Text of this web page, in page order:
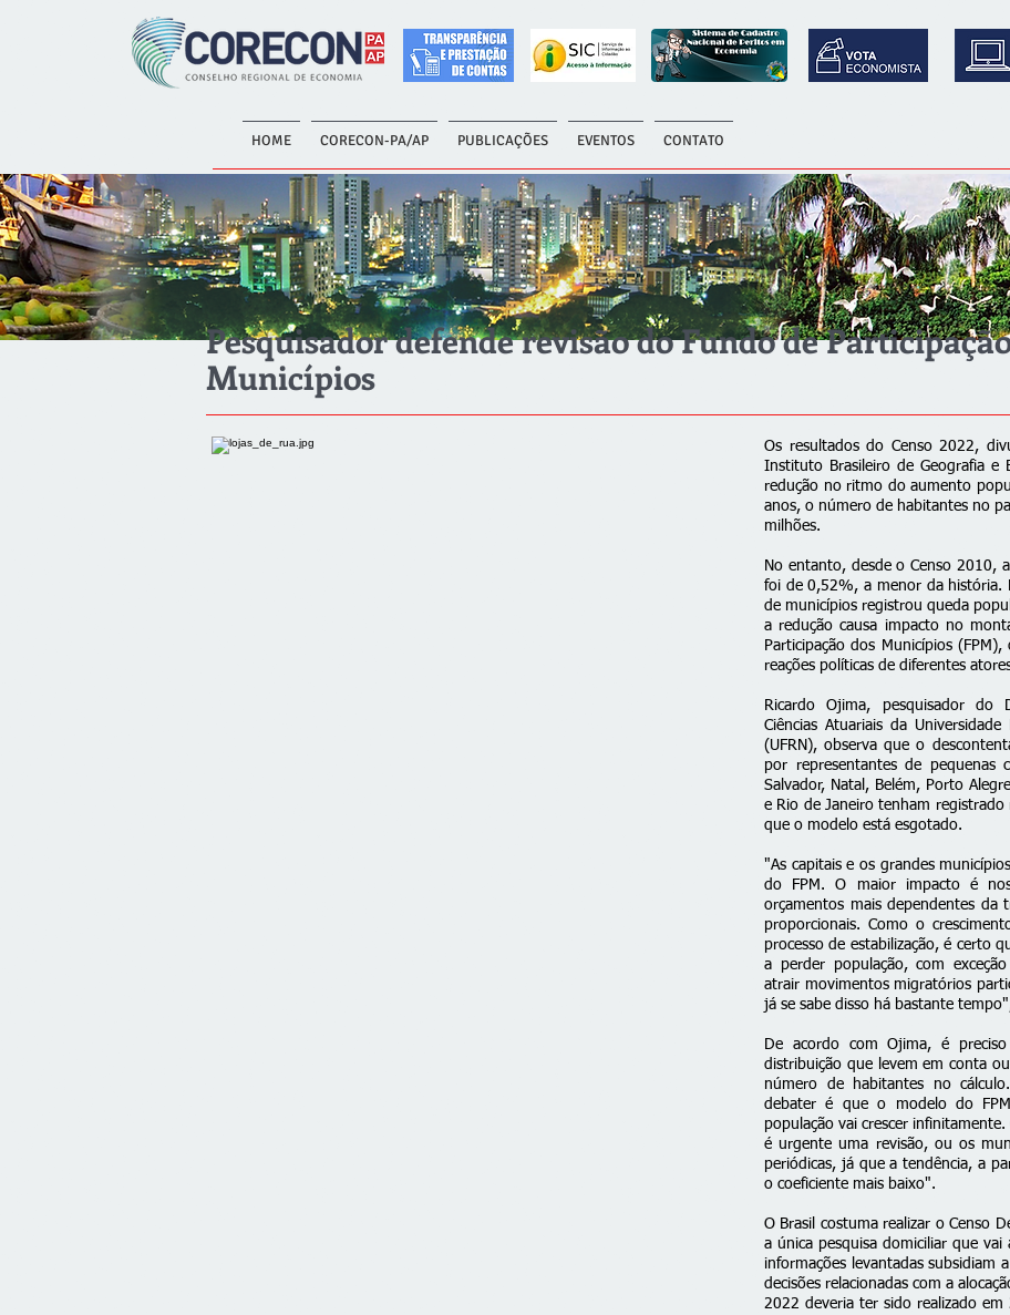
HOME CORECON-PA/AP PUBLICAÇÕES EVENTOS CONTATO
Pesquisador defende revisão do Fundo de
Municípios
Os resultados do Censo 2022,
Instituto Brasileiro de Geografia e
redução no ritmo do aumento
anos, o número de habitantes no
milhões.
No entanto, desde o Censo 2010,
foi de 0,52%, a menor da história.
de municípios registrou queda
a redução causa impacto no
Participação dos Municípios
reações políticas de diferentes
Ricardo Ojima, pesquisador do
Ciências Atuariais da
(UFRN), observa que o
por representantes de pequenas
Salvador, Natal, Belém, Porto
e Rio de Janeiro tenham registrado
que o modelo está esgotado.
"As capitais e os grandes
do FPM. O maior impacto é
orçamentos mais dependentes da
proporcionais. Como o
processo de estabilização, é certo
a perder população, com
atrair movimentos migratórios
já se sabe disso há bastante
De acordo com Ojima, é
distribuição que levem em conta
número de habitantes no
debater é que o modelo do
população vai crescer
é urgente uma revisão, ou os
periódicas, já que a tendência, a
o coeficiente mais baixo".
O Brasil costuma realizar o Censo
a única pesquisa domiciliar que
informações levantadas subsidiam
decisões relacionadas com a
2022 deveria ter sido realizado